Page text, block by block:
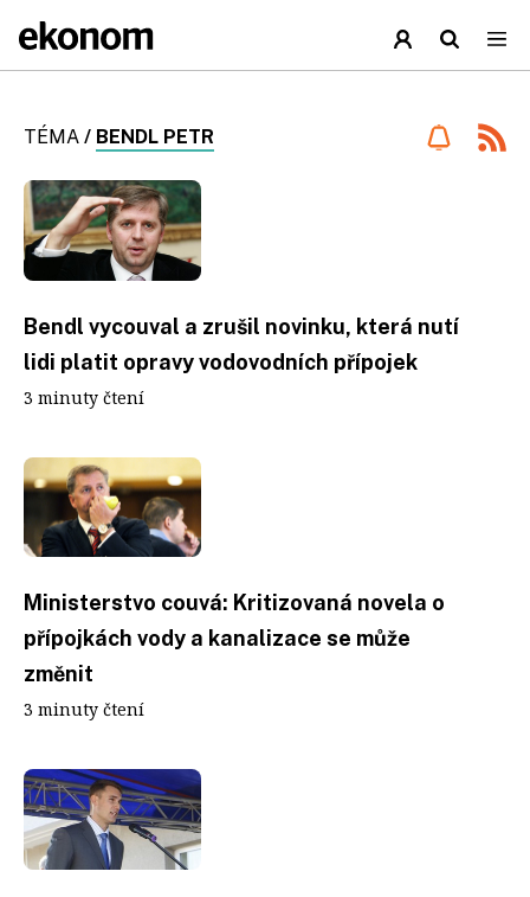
TÉMA / BENDL PETR
Bendl vycouval a zrušil novinku, která nutí
lidi platit opravy vodovodních přípojek
3 minuty čtení
Ministerstvo couvá: Kritizovaná novela o
přípojkách vody a kanalizace se může
změnit
3 minuty čtení